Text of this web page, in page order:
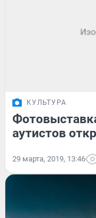
КУЛЬТУРА
аутистов
29 марта, 2019, 13:46